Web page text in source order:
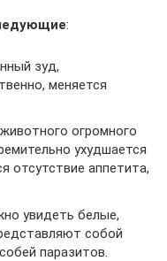
:
зуд,
меняется
огромного
ухудшается
отсутствие аппетита,
увидеть белые,
собой
паразитов.